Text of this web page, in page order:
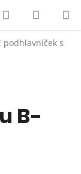
Hledat
KOŠÍK
podhlavníček s
B-